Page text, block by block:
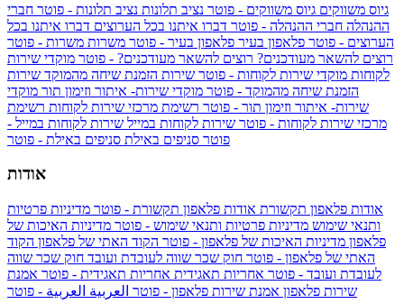
גיוס משווקים גיוס משווקים - פוטר נציב תלונות נציב תלונות - פוטר חברי
ההנהלה חברי ההנהלה - פוטר דברו איתנו בכל הערוצים דברו איתנו בכל
הערוצים - פוטר פלאפון בעיר פלאפון בעיר - פוטר משרות משרות - פוטר
רוצים להשאר מעודכנים? רוצים להשאר מעודכנים? - פוטר מוקדי שירות
לקוחות מוקדי שירות לקוחות - פוטר שירות הזמנת שיחה מהמוקד שירות
הזמנת שיחה מהמוקד - פוטר מוקדי שירות- איתור וזימון תור מוקדי
שירות- איתור וזימון תור - פוטר רשימת מרכזי שירות לקוחות רשימת
מרכזי שירות לקוחות - פוטר שירות לקוחות במייל שירות לקוחות במייל -
פוטר סניפים באילת סניפים באילת - פוטר
אודות
אודות פלאפון תקשורת אודות פלאפון תקשורת - פוטר מדיניות פרטיות
ותנאי שימוש מדיניות פרטיות ותנאי שימוש - פוטר מדיניות האיכות של
פלאפון מדיניות האיכות של פלאפון - פוטר הקוד האתי של פלאפון הקוד
האתי של פלאפון - פוטר חוק שכר שווה לעובדת ועובד חוק שכר שווה
לעובדת ועובד - פוטר אחריות תאגידית אחריות תאגידית - פוטר אמנת
שירות פלאפון אמנת שירות פלאפון - פוטר العربية العربية - פוטר